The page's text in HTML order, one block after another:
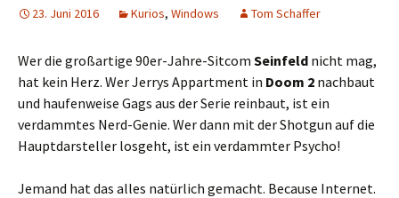
23. Juni 2016 Kurios, Windows Tom Schaffer
Wer die großartige 90er-Jahre-Sitcom Seinfeld nicht mag,
hat kein Herz. Wer Jerrys Appartment in Doom 2 nachbaut
und haufenweise Gags aus der Serie reinbaut, ist ein
verdammtes Nerd-Genie. Wer dann mit der Shotgun auf die
Hauptdarsteller losgeht, ist ein verdammter Psycho!
Jemand hat das alles natürlich gemacht. Because Internet.